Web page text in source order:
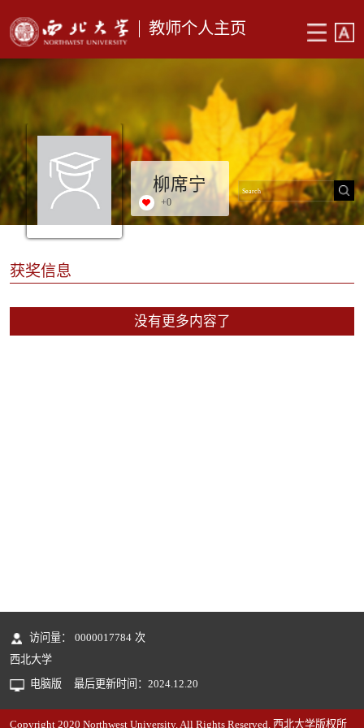
教师个人主页
柳席宁
+0
获奖信息
没有更多内容了
访问量： 0000017784 次
西北大学
电脑版
最后更新时间： 2024.12.20
Copyright 2020 Northwest University. All Rights Reserved. 西北大学版权所